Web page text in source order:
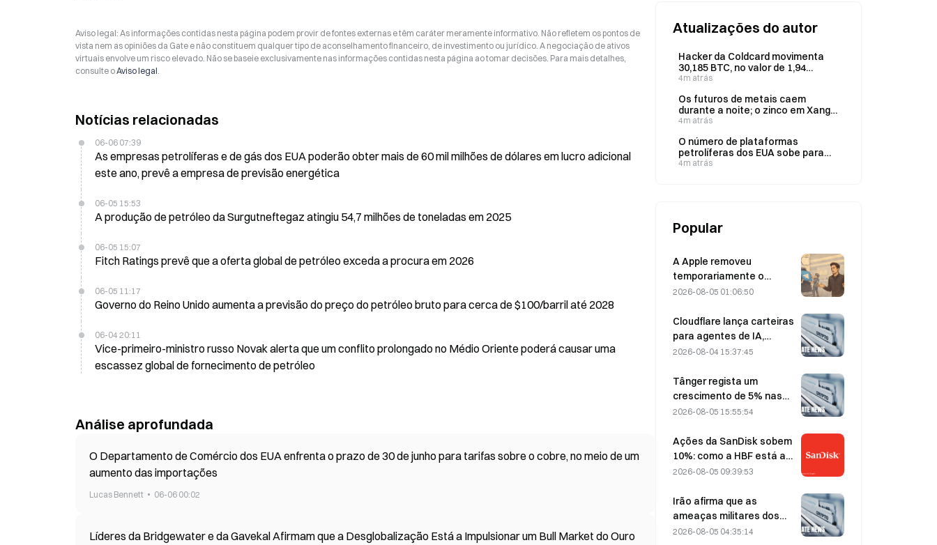
Aviso legal: As informações contidas nesta página podem provir de fontes externas e têm caráter meramente informativo. Não refletem os pontos de
vista nem as opiniões da Gate e não constituem qualquer tipo de aconselhamento financeiro, de investimento ou jurídico. A negociação de ativos
virtuais envolve um risco elevado. Não se baseie exclusivamente nas informações contidas nesta página ao tomar decisões. Para mais detalhes,
consulte oAviso legal.
Notícias relacionadas
06-06 07:39
As empresas petrolíferas e de gás dos EUA poderão obter mais de 60 mil milhões de dólares em lucro adicional
este ano, prevê a empresa de previsão energética
06-05 15:53
A produção de petróleo da Surgutneftegaz atingiu 54,7 milhões de toneladas em 2025
06-05 15:07
Fitch Ratings prevê que a oferta global de petróleo exceda a procura em 2026
06-05 11:17
Governo do Reino Unido aumenta a previsão do preço do petróleo bruto para cerca de $100/barril até 2028
06-04 20:11
Vice-primeiro-ministro russo Novak alerta que um conflito prolongado no Médio Oriente poderá causar uma
escassez global de fornecimento de petróleo
Análise aprofundada
O Departamento de Comércio dos EUA enfrenta o prazo de 30 de junho para tarifas sobre o cobre, no meio de um
aumento das importações
Lucas Bennett 06-06 00:02
Líderes da Bridgewater e da Gavekal Afirmam que a Desglobalização Está a Impulsionar um Bull Market do Ouro
Atualizações do autor
Hacker da Coldcard movimenta
30,185 BTC, no valor de 1,94
milhões de dólares, pela primeira
4m atrás
Os futuros de metais caem
durante a noite; o zinco em Xangai
recua 1,54% e o níquel sobe 0,52%
4m atrás
O número de plataformas
petrolíferas dos EUA sobe para
454 na semana de 7 de agosto
4m atrás
Popular
A Apple removeu
temporariamente o
Telegram devido a
sexual infantil (CSAM);
Durov rejeitou a alegação,
afirmando que se tratou
segurança»
2026-08-05 01:06:50
Cloudflare lança carteiras
para agentes de IA,
permitindo pagamentos
API, a 4 de agosto
2026-08-04 15:37:45
Tânger regista um
crescimento de 5% nas
vendas, impulsionado pelo
Campeonato do Mundo
em junho e julho.
2026-08-05 15:55:54
Ações da SanDisk sobem
10%: como a HBF está a
iniciar um novo ciclo de
poderão os resultados
financeiros validar a tese
de crescimento?
2026-08-05 09:39:53
Irão afirma que as
ameaças militares dos
EUA atrasam o acordo
2026-08-05 04:35:14